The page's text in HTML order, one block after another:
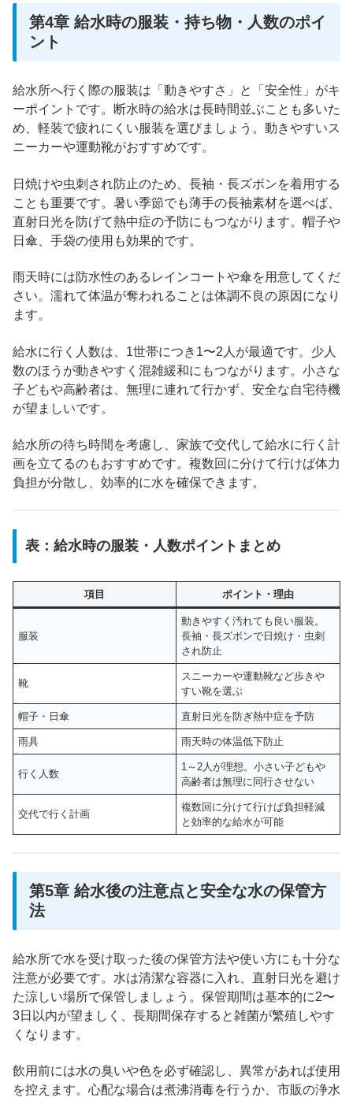
第4章 給水時の服装・持ち物・人数のポイ
ント
給水所へ行く際の服装は「動きやすさ」と「安全性」がキ
ーポイントです。断水時の給水は長時間並ぶことも多いた
め、軽装で疲れにくい服装を選びましょう。動きやすいス
ニーカーや運動靴がおすすめです。
日焼けや虫刺され防止のため、長袖・長ズボンを着用する
ことも重要です。暑い季節でも薄手の長袖素材を選べば、
直射日光を防げて熱中症の予防にもつながります。帽子や
日傘、手袋の使用も効果的です。
雨天時には防水性のあるレインコートや傘を用意してくだ
さい。濡れて体温が奪われることは体調不良の原因になり
ます。
給水に行く人数は、1世帯につき1〜2人が最適です。少人
数のほうが動きやすく混雑緩和にもつながります。小さな
子どもや高齢者は、無理に連れて行かず、安全な自宅待機
が望ましいです。
給水所の待ち時間を考慮し、家族で交代して給水に行く計
画を立てるのもおすすめです。複数回に分けて行けば体力
負担が分散し、効率的に水を確保できます。
表：給水時の服装・人数ポイントまとめ
項目 ポイント・理由
服装
動きやすく汚れても良い服装。
長袖・長ズボンで日焼け・虫刺
され防止
靴
スニーカーや運動靴など歩きや
すい靴を選ぶ
帽子・日傘 直射日光を防ぎ熱中症を予防
雨具 雨天時の体温低下防止
行く人数
1～2人が理想。小さい子どもや
高齢者は無理に同行させない
交代で行く計画
複数回に分けて行けば負担軽減
と効率的な給水が可能
第5章 給水後の注意点と安全な水の保管方
法
給水所で水を受け取った後の保管方法や使い方にも十分な
注意が必要です。水は清潔な容器に入れ、直射日光を避け
た涼しい場所で保管しましょう。保管期間は基本的に2〜
3日以内が望ましく、長期間保存すると雑菌が繁殖しやす
くなります。
飲用前には水の臭いや色を必ず確認し、異常があれば使用
を控えます。心配な場合は煮沸消毒を行うか、市販の浄水